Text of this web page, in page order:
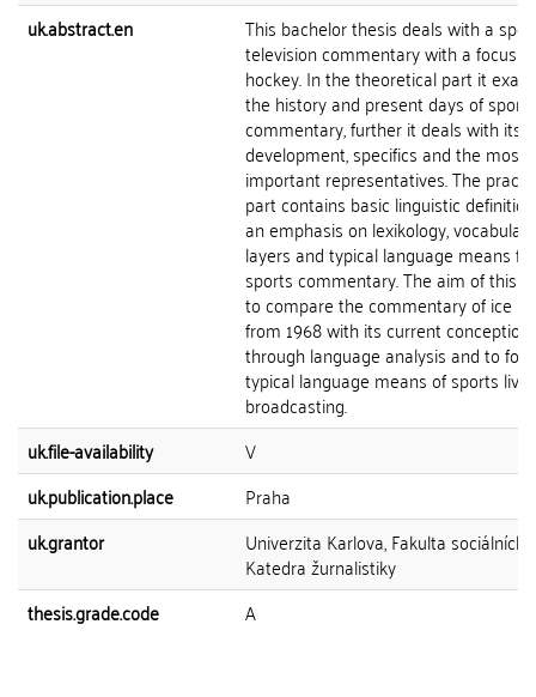
uk.abstract.en
This bachelor thesis deals with a
television commentary with a focus
hockey. In the theoretical part it
the history and present days of sports
commentary, further it deals with its
development, specifics and the most
important representatives. The
part contains basic linguistic
an emphasis on lexikology, vocabulary
layers and typical language means for
sports commentary. The aim of this
to compare the commentary of ice
from 1968 with its current conception
through language analysis and to
typical language means of sports live
broadcasting.
uk.file-availability
V
uk.publication.place
Praha
uk.grantor
Univerzita Karlova, Fakulta sociálních
Katedra žurnalistiky
thesis.grade.code
A